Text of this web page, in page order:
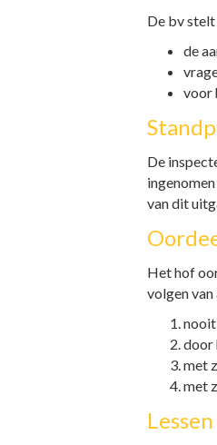
De bv
de
voor
De
van dit
Het hof
volgen
nooit
door
met
met